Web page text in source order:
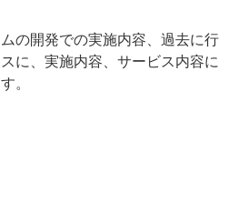
の開発での実施内容、過去に行
に、実施内容、サービス内容に
。